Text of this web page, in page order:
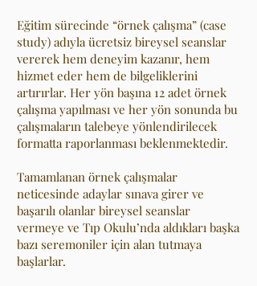
Eğitim sürecinde “örnek çalışma” (case
study) adıyla ücretsiz bireysel seanslar
vererek hem deneyim kazanır, hem
hizmet eder hem de bilgeliklerini
artırırlar. Her yön başına 12 adet örnek
çalışma yapılması ve her yön sonunda bu
çalışmaların talebeye yönlendirilecek
formatta raporlanması beklenmektedir.
Tamamlanan örnek çalışmalar
neticesinde adaylar sınava girer ve
başarılı olanlar bireysel seanslar
vermeye ve Tıp Okulu’nda aldıkları başka
bazı seremoniler için alan tutmaya
başlarlar.